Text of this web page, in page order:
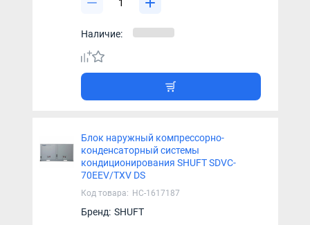
Наличие:
Блок наружный компрессорно-
конденсаторный системы
кондиционирования SHUFT SDVC-
70EEV/TXV DS
Код товара: НС-1617187
Бренд: SHUFT